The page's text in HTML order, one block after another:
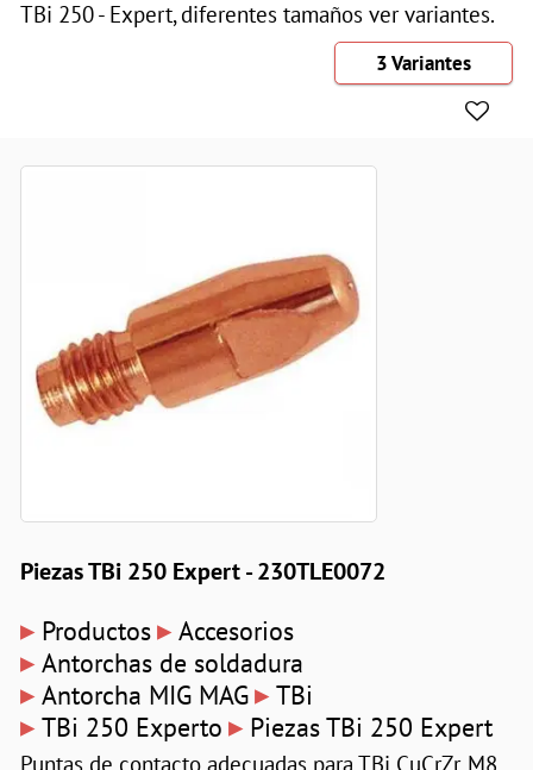
TBi 250 - Expert, diferentes tamaños ver variantes.
3 Variantes
Piezas TBi 250 Expert - 230TLE0072
▸ Productos▸ Accesorios
▸ Antorchas de soldadura
▸ Antorcha MIG MAG▸ TBi
▸ TBi 250 Experto ▸ Piezas TBi 250 Expert
Puntas de contacto adecuadas para TBi CuCrZr, M8